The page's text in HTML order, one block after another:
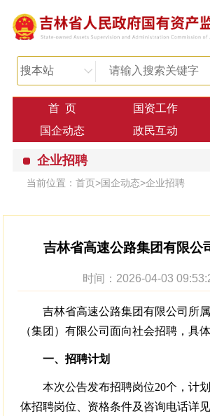
搜本站
首 页 国资工作
国企动态
政民互动
企业招聘
当前位置： 首页>国企动态>企业招聘
吉林省高速公路集团有限公
时间：2026-04-03
吉林省高速公路集团有限公司所
（集团）有限公司面向社会招聘，具
一、招聘计划
本次公告发布招聘岗位20个，计
体招聘岗位、资格条件及咨询电话详